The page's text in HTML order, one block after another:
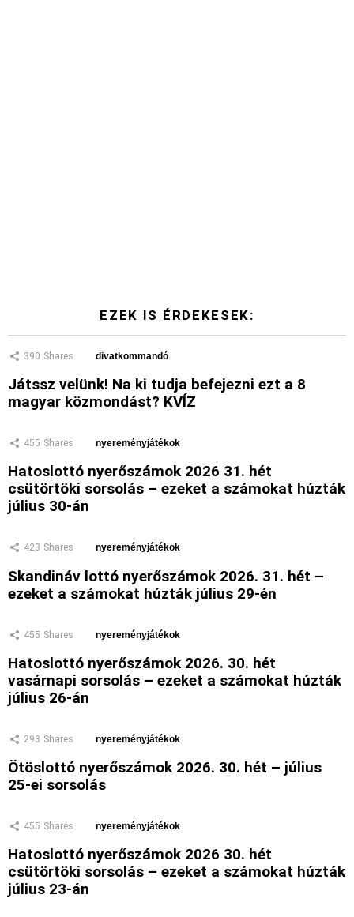
EZEK IS ÉRDEKESEK:
390 Shares divatkommandó
Játssz velünk! Na ki tudja befejezni ezt a 8
magyar közmondást? KVÍZ
455 Shares nyereményjátékok
Hatoslottó nyerőszámok 2026 31. hét
csütörtöki sorsolás – ezeket a számokat húzták
július 30-án
423 Shares nyereményjátékok
Skandináv lottó nyerőszámok 2026. 31. hét –
ezeket a számokat húzták július 29-én
455 Shares nyereményjátékok
Hatoslottó nyerőszámok 2026. 30. hét
vasárnapi sorsolás – ezeket a számokat húzták
július 26-án
293 Shares nyereményjátékok
Ötöslottó nyerőszámok 2026. 30. hét – július
25-ei sorsolás
455 Shares nyereményjátékok
Hatoslottó nyerőszámok 2026 30. hét
csütörtöki sorsolás – ezeket a számokat húzták
július 23-án